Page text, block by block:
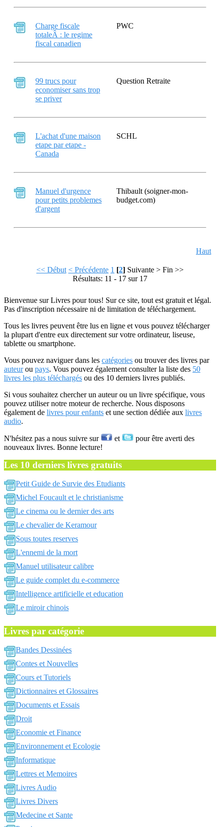
Charge fiscale
totaleÂ : le regime
fiscal canadien
PWC
99 trucs pour
economiser sans trop
se priver
Question Retraite
L'achat d'une maison
etape par etape -
Canada
SCHL
Manuel d'urgence
pour petits problemes
d'argent
Thibault (soigner-mon-
budget.com)
Haut
<< Début < Précédente 1 [2] Suivante > Fin >>
Résultats: 11 - 17 sur 17
Bienvenue sur Livres pour tous! Sur ce site, tout est gratuit et légal.
Pas d'inscription nécessaire ni de limitation de téléchargement.
Tous les livres peuvent être lus en ligne et vous pouvez télécharger
la plupart d'entre eux directement sur votre ordinateur, liseuse,
tablette ou smartphone.
Vous pouvez naviguer dans les catégories ou trouver des livres par
auteurou pays. Vous pouvez également consulter la liste des 50
livres les plus téléchargés ou des 10 derniers livres publiés.
Si vous souhaitez chercher un auteur ou un livre spécifique, vous
pouvez utiliser notre moteur de recherche. Nous disposons
également de livres pour enfants et une section dédiée aux livres
audio.
N'hésitez pas a nous suivre sur et
pour être averti des
nouveaux livres. Bonne lecture!
Les 10 derniers livres gratuits
Petit Guide de Survie des Etudiants
Michel Foucault et le christianisme
Le cinema ou le dernier des arts
Le chevalier de Keramour
Sous toutes reserves
L'ennemi de la mort
Manuel utilisateur calibre
Le guide complet du e-commerce
Intelligence artificielle et education
Le miroir chinois
Livres par catégorie
Bandes Dessinées
Contes et Nouvelles
Cours et Tutoriels
Dictionnaires et Glossaires
Documents et Essais
Droit
Economie et Finance
Environnement et Ecologie
Informatique
Lettres et Memoires
Livres Audio
Livres Divers
Medecine et Sante